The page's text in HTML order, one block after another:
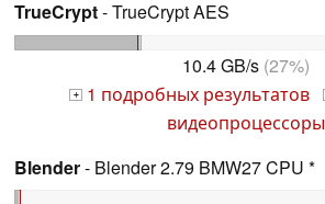
TrueCrypt- TrueCrypt AES
10.4 GB/s (27%)
+ 1 подробных результатов
видеопроцессоры
Blender- Blender 2.79 BMW27 CPU *